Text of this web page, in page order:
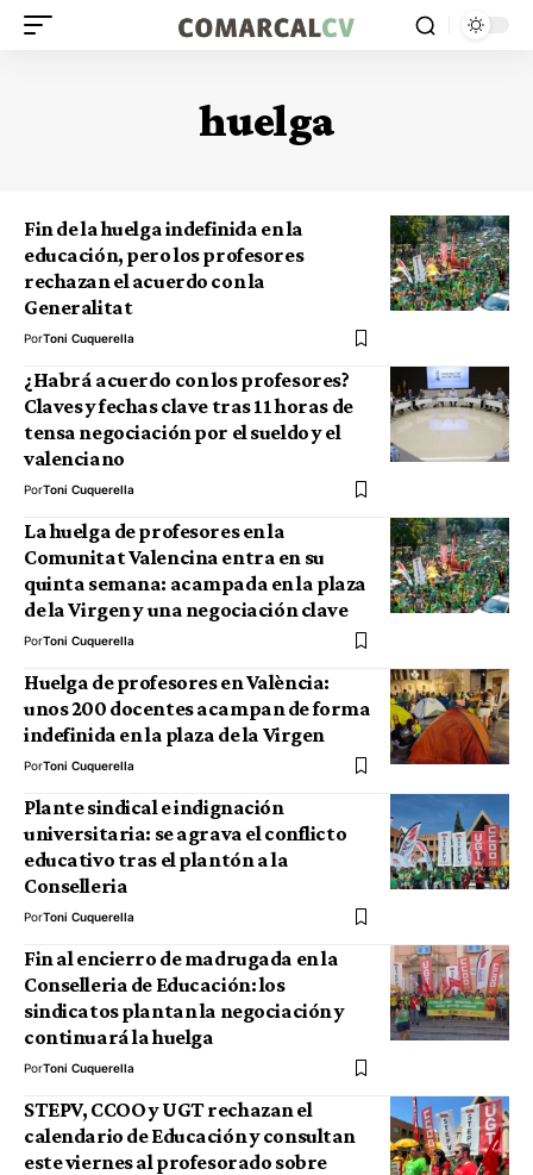
huelga
Fin de la huelga indefinida en la
educación, pero los profesores
rechazan el acuerdo con la
Generalitat
PorToni Cuquerella
¿Habrá acuerdo con los profesores?
Claves y fechas clave tras 11 horas de
tensa negociación por el sueldo y el
valenciano
PorToni Cuquerella
La huelga de profesores en la
Comunitat Valencina entra en su
quinta semana: acampada en la plaza
de la Virgen y una negociación clave
PorToni Cuquerella
Huelga de profesores en València:
unos 200 docentes acampan de forma
indefinida en la plaza de la Virgen
PorToni Cuquerella
Plante sindical e indignación
universitaria: se agrava el conflicto
educativo tras el plantón a la
Conselleria
PorToni Cuquerella
Fin al encierro de madrugada en la
Conselleria de Educación: los
sindicatos plantan la negociación y
continuará la huelga
PorToni Cuquerella
STEPV, CCOO y UGT rechazan el
calendario de Educación y consultan
este viernes al profesorado sobre